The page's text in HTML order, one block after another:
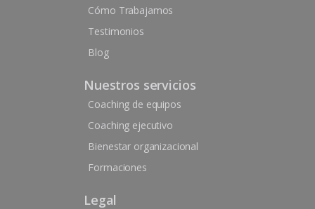
Cómo Trabajamos
Testimonios
Blog
Nuestros servicios
Coaching de equipos
Coaching ejecutivo
Bienestar organizacional
Formaciones
Legal